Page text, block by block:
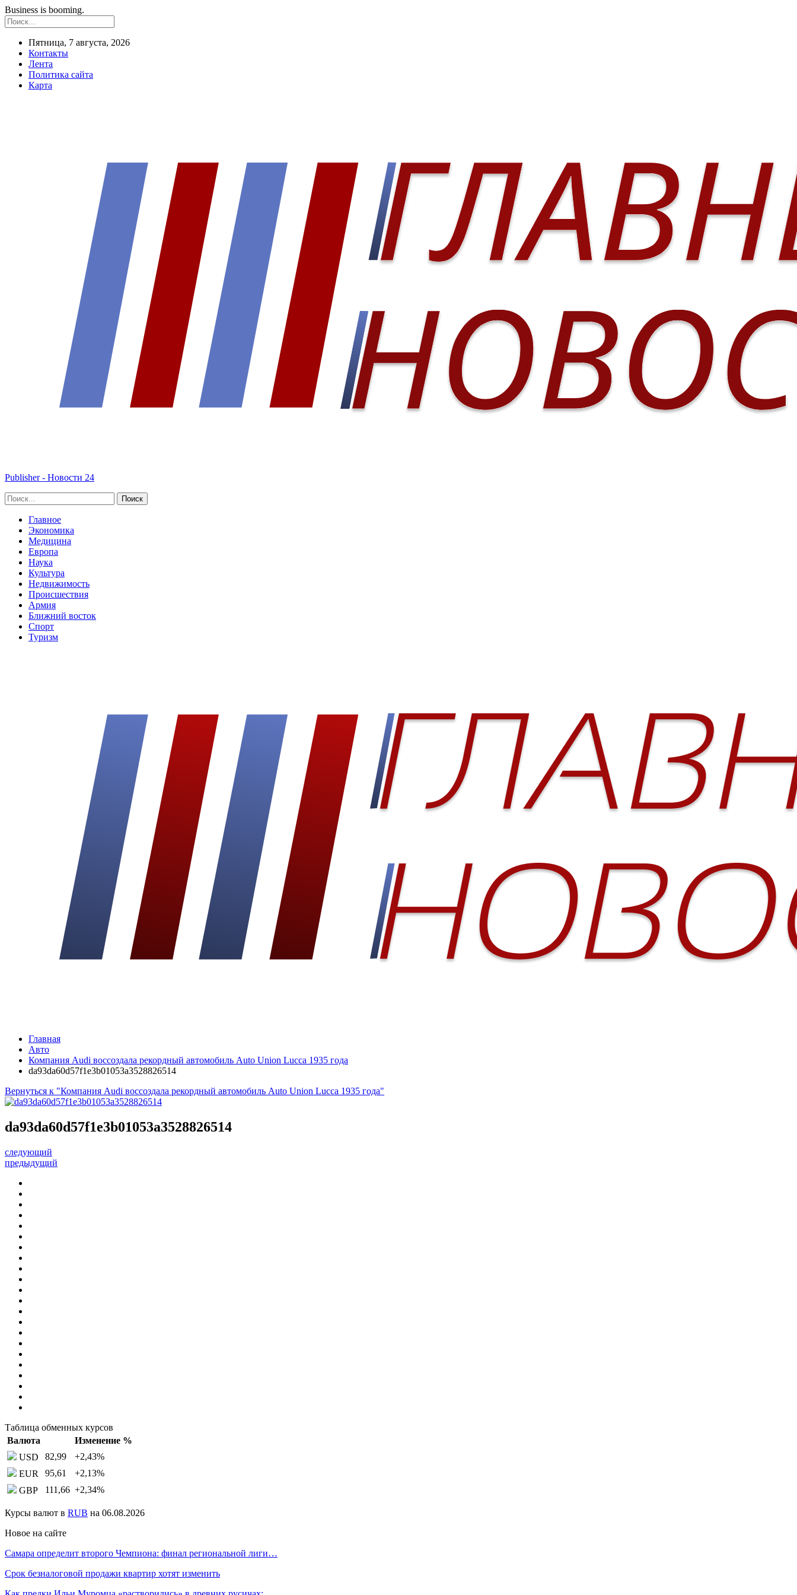
Business is booming.
Пятница, 7 августа, 2026
Контакты
Лента
Политика сайта
Карта
Publisher - Новости 24
Главное
Экономика
Медицина
Европа
Наука
Культура
Недвижимость
Происшествия
Армия
Ближний восток
Спорт
Туризм
Главная
Авто
Компания Audi воссоздала рекордный автомобиль Auto Union Lucca 1935 года
da93da60d57f1e3b01053a3528826514
Вернуться к "Компания Audi воссоздала рекордный автомобиль Auto Union Lucca 1935 года"
da93da60d57f1e3b01053a3528826514
следующий
предыдущий
Таблица обменных курсов
Валюта
Изменение %
USD
82,99 +2,43%
EUR
95,61 +2,13%
GBP
111,66 +2,34%
Курсы валют в RUB на 06.08.2026
Новое на сайте
Самара определит второго Чемпиона: финал региональной лиги…
Срок безналоговой продажи квартир хотят изменить